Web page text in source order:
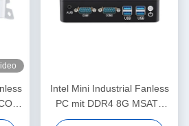
Intel Mini Industrial Fanless
PC mit DDR4 8G MSATA
SSD Dual LAN HD Display